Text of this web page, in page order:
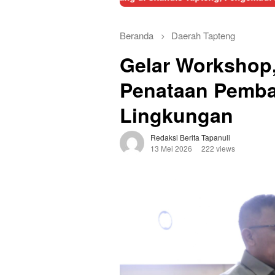
Beranda DaerahTapteng
Gelar
Penataan
Lingkungan
Redaksi Berita Tapanuli
13 Mei 2026
222 views